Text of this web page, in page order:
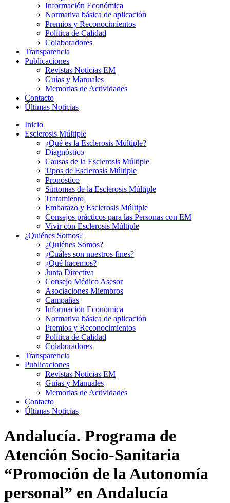
Información Económica
Normativa básica de aplicación
Premios y Reconocimientos
Política de Calidad
Colaboradores
Transparencia
Publicaciones
Revistas Noticias EM
Guías y Manuales
Memorias de Actividades
Contacto
Últimas Noticias
Inicio
Esclerosis Múltiple
¿Qué es la Esclerosis Múltiple?
Diagnóstico
Causas de la Esclerosis Múltiple
Tipos de Esclerosis Múltiple
Pronóstico
Síntomas de la Esclerosis Múltiple
Tratamiento
Embarazo y Esclerosis Múltiple
Consejos prácticos para las Personas con EM
Vivir con Esclerosis Múltiple
¿Quiénes Somos?
¿Quiénes Somos?
¿Cuáles son nuestros fines?
¿Qué hacemos?
Junta Directiva
Consejo Médico Asesor
Asociaciones Miembros
Campañas
Información Económica
Normativa básica de aplicación
Premios y Reconocimientos
Política de Calidad
Colaboradores
Transparencia
Publicaciones
Revistas Noticias EM
Guías y Manuales
Memorias de Actividades
Contacto
Últimas Noticias
Andalucía. Programa de
Atención Socio-Sanitaria
“Promoción de la Autonomía
personal” en Andalucía